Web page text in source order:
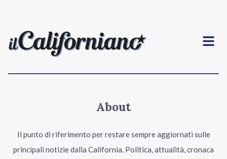
Menu
About
Il punto di riferimento per restare sempre aggiornati sulle
principali notizie dalla California. Politica, attualità, cronaca